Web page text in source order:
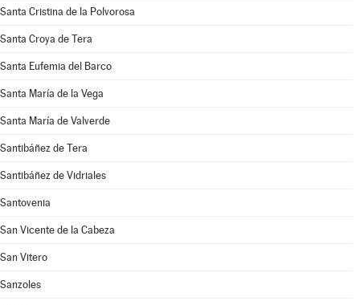
Santa Cristina de la Polvorosa
Santa Croya de Tera
Santa Eufemia del Barco
Santa María de la Vega
Santa María de Valverde
Santibáñez de Tera
Santibáñez de Vidriales
Santovenia
San Vicente de la Cabeza
San Vitero
Sanzoles